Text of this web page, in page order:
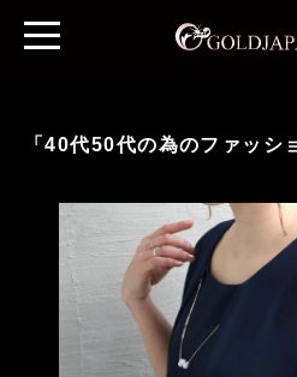
「40代50代の為のファッシ